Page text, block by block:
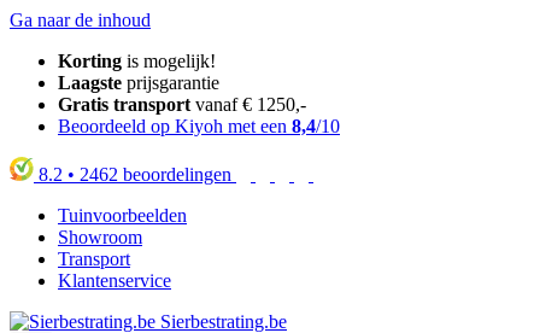
Ga naar de inhoud
Korting is mogelijk!
Laagste prijsgarantie
Gratis transport vanaf € 1250,-
Beoordeeld op Kiyoh met een 8,4/10
8.2 • 2462 beoordelingen
Tuinvoorbeelden
Showroom
Transport
Klantenservice
Sierbestrating.be